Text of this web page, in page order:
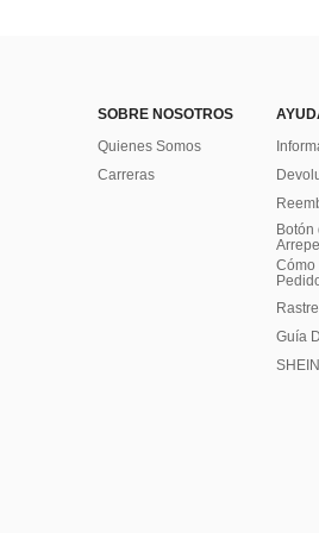
SOBRE NOSOTROS
Quienes Somos
Carreras
Botón
Cómo
Guía